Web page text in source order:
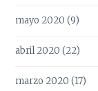
mayo 2020 (9)
abril 2020 (22)
marzo 2020 (17)